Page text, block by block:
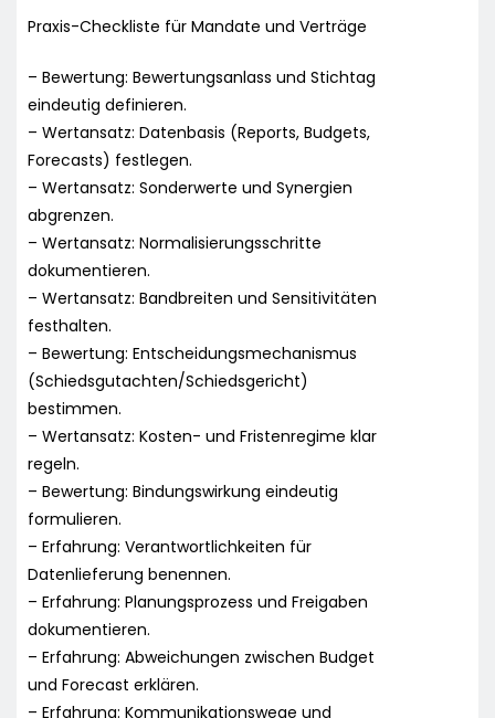
Praxis-Checkliste für Mandate und Verträge
– Bewertung: Bewertungsanlass und Stichtag
eindeutig definieren.
– Wertansatz: Datenbasis (Reports, Budgets,
Forecasts) festlegen.
– Wertansatz: Sonderwerte und Synergien
abgrenzen.
– Wertansatz: Normalisierungsschritte
dokumentieren.
– Wertansatz: Bandbreiten und Sensitivitäten
festhalten.
– Bewertung: Entscheidungsmechanismus
(Schiedsgutachten/Schiedsgericht)
bestimmen.
– Wertansatz: Kosten- und Fristenregime klar
regeln.
– Bewertung: Bindungswirkung eindeutig
formulieren.
– Erfahrung: Verantwortlichkeiten für
Datenlieferung benennen.
– Erfahrung: Planungsprozess und Freigaben
dokumentieren.
– Erfahrung: Abweichungen zwischen Budget
und Forecast erklären.
– Erfahrung: Kommunikationswege und